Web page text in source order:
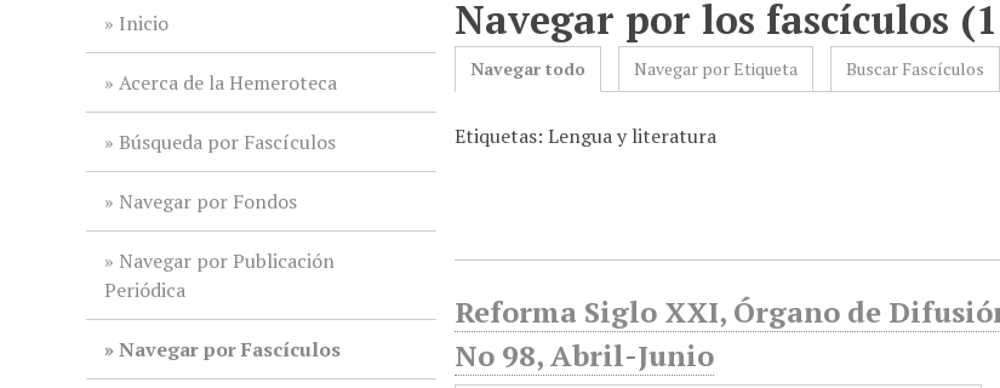
Inicio
Acerca de la Hemeroteca
Búsqueda por Fascículos
Navegar por Fondos
Navegar por Publicación
Periódica
Navegar por Fascículos
Navegar por los fascículos
Navegar todo Navegar por Etiqueta Buscar Fascículos
Etiquetas: Lengua y literatura
Reforma Siglo XXI, Órgano de
No 98, Abril-Junio